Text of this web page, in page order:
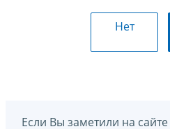
Нет
Если Вы заметили на